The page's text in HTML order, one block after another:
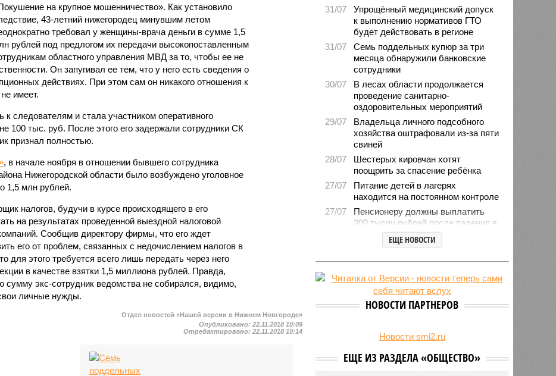
на крупное мошенничество». Как установило
43-летний нижегородец минувшим летом
требовал у женщины-врача деньги в сумме 1,5
рублей под предлогом их передачи высокопоставленным
областного управления МВД за то, чтобы ее не
Он запугивал ее тем, что у него есть сведения о
действиях. При этом сам он никакого отношения к
имеет.
следователям и стала участником оперативного
100 тыс. руб. После этого его задержали сотрудники СК
признал полностью.
, в начале ноября в отношении бывшего сотрудника
Нижегородской области было возбуждено уголовное
1,5 млн рублей.
налогов, будучи в курсе происходящего в его
на результатах проведенной выездной налоговой
Сообщив директору фирмы, что его ждет
его от проблем, связанных с недочислением налогов в
для этого требуется всего лишь передать через него
в качестве взятки 1,5 миллиона рублей. Правда,
сумму экс-сотрудник ведомства не собирался, видимо,
личные нужды.
Отдел новостей «Нашей версии в Нижнем Новгороде»
Опубликовано:22.11.2018 10:09
Отредактировано:22.11.2018 10:14
31/07
Упрощённый медицинский допуск
к выполнению нормативов ГТО
будет действовать в регионе
31/07
Семь поддельных купюр за три
месяца обнаружили банковские
сотрудники
30/07
В лесах области продолжается
проведение санитарно-
оздоровительных мероприятий
29/07
Владельца личного подсобного
хозяйства оштрафовали из-за пяти
свиней
28/07
Шестерых кировчан хотят
поощрить за спасение ребёнка
27/07
Питание детей в лагерях
находится на постоянном контроле
27/07
Пенсионеру должны выплатить
300 тысяч рублей после падения в
гололёд
В регионе обновлён порядок
предоставления госимущества в
Гострудинспекция выявила
нарушения после несчастного
случая на пилораме в Кирсе
садов собираются продлить
ЕЩЕ НОВОСТИ
НОВОСТИ ПАРТНЕРОВ
Новости smi2.ru
ЕЩЕ ИЗ РАЗДЕЛА «ОБЩЕСТВО»